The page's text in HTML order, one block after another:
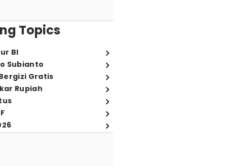
Topics
BI
Subianto
Gratis
Rupiah